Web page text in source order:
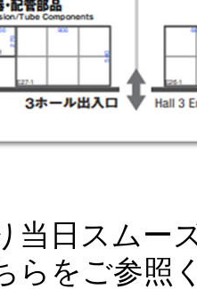
当日スムー
ちらを